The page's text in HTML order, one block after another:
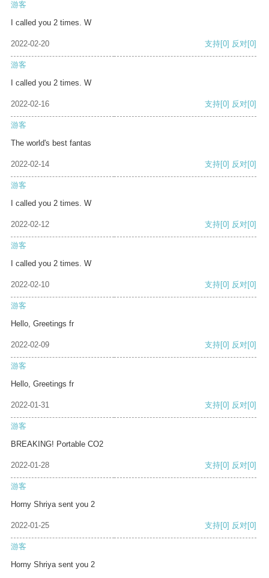
游客
I called you 2 times. W
2022-02-20 支持[0] 反对[0]
游客
I called you 2 times. W
2022-02-16 支持[0] 反对[0]
游客
The world's best fantas
2022-02-14 支持[0] 反对[0]
游客
I called you 2 times. W
2022-02-12 支持[0] 反对[0]
游客
I called you 2 times. W
2022-02-10 支持[0] 反对[0]
游客
Hello, Greetings fr
2022-02-09 支持[0] 反对[0]
游客
Hello, Greetings fr
2022-01-31 支持[0] 反对[0]
游客
BREAKING! Portable CO2
2022-01-28 支持[0] 反对[0]
游客
Horny Shriya sent you 2
2022-01-25 支持[0] 反对[0]
游客
Horny Shriya sent you 2